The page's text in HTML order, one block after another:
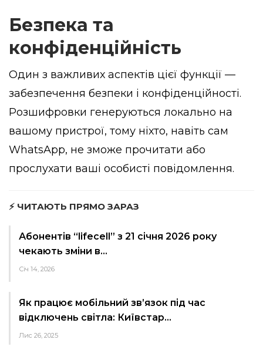
Безпека та
конфіденційність
Один з важливих аспектів цієї функції —
забезпечення безпеки і конфіденційності.
Розшифровки генеруються локально на
вашому пристрої, тому ніхто, навіть сам
WhatsApp, не зможе прочитати або
прослухати ваші особисті повідомлення.
⚡ ЧИТАЮТЬ ПРЯМО ЗАРАЗ
Абонентів “lifecell” з 21 січня 2026 року
чекають зміни в…
Січ 14, 2026
Як працює мобільний зв’язок під час
відключень світла: Київстар…
Лис 26, 2025